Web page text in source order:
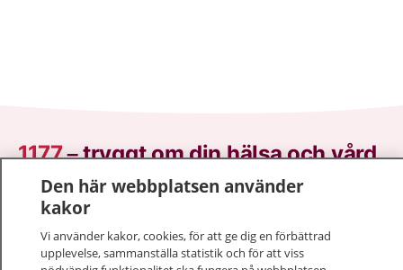
1177–tryggt om din hälsa och vård
På 1177.se får du råd om hälsa och information om
sjukdomar och vilka mottagningar du kan kontakta.
Logga in för att läsa din journal och göra dina
vårdärenden. Ring telefonnummer 1177 för
Den här webbplatsen använder
kakor
Vi använder kakor, cookies, för att ge dig en förbättrad
upplevelse, sammanställa statistik och för att viss